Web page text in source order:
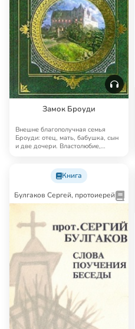
Замок Броуди
Внешне благополучная семья
Броуди: отец, мать, бабушка, сын
и две дочери. Властолюбие,
тщеславие, го…
Книга
Булгаков Сергей, протоиерей